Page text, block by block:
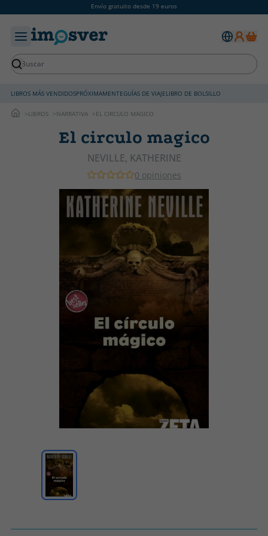
Envío gratuito desde 19 euros
LIBROS MÁS VENDIDOSPRÓXIMAMENTEGUÍAS DE VIAJELIBRO DE BOLSILLO
LIBROS NARRATIVA EL CIRCULO MAGICO
El circulo magico
NEVILLE, KATHERINE
0 opiniones